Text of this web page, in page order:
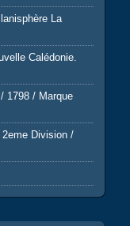
La
Calédonie.
1798 / Marque
2eme Division /